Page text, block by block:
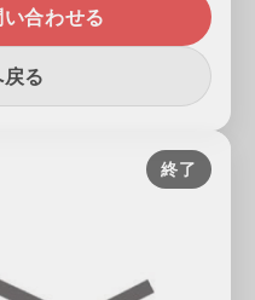
合わせる
る